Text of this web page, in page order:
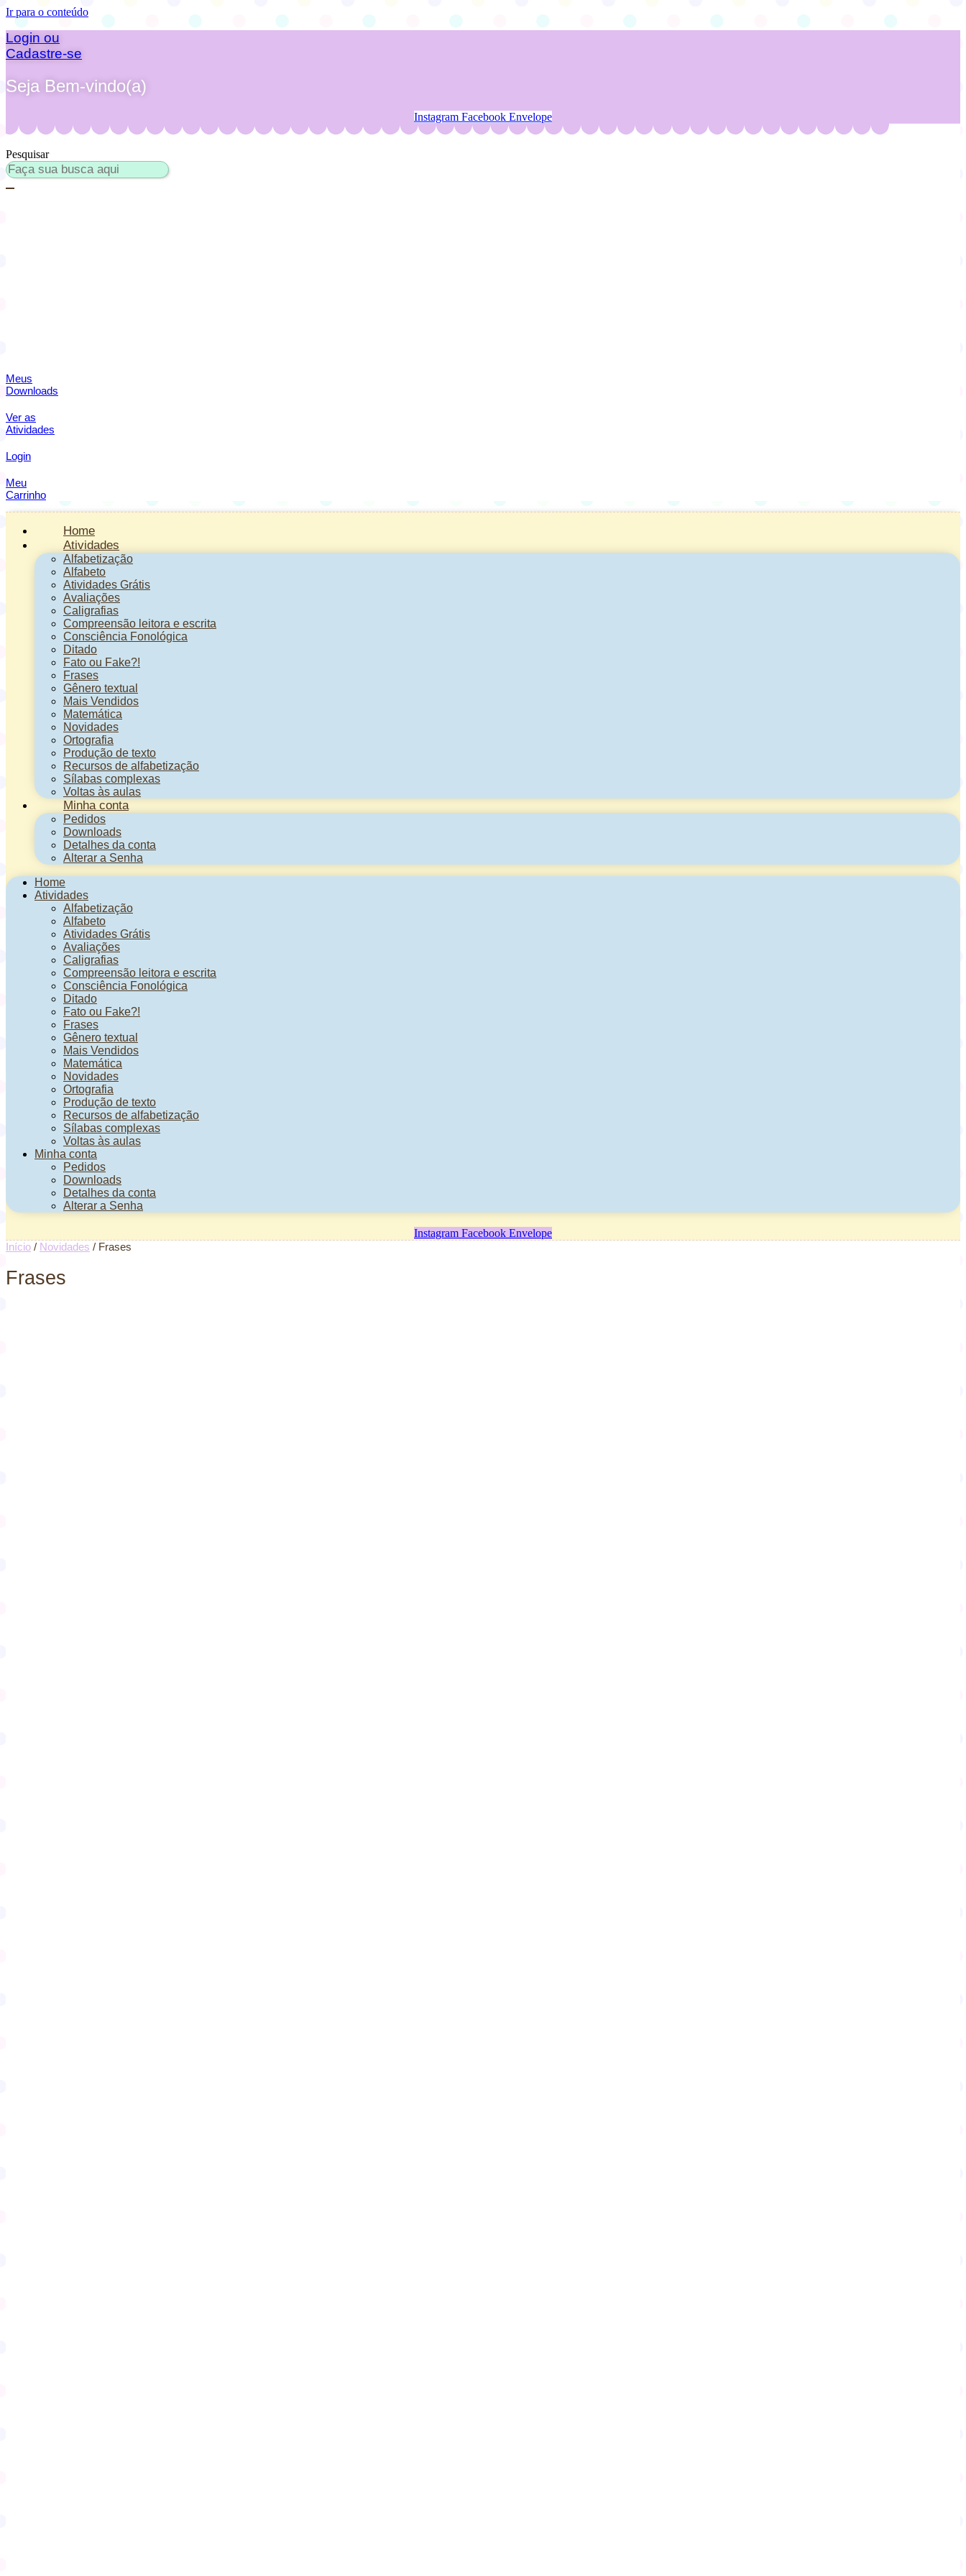
Ir para o conteúdo
Login ou
Cadastre-se
Seja Bem-vindo(a)
Instagram Facebook Envelope
Pesquisar
Meus
Downloads
Ver as
Atividades
Login
Meu
Carrinho
Home
Atividades
Alfabetização
Alfabeto
Atividades Grátis
Avaliações
Caligrafias
Compreensão leitora e escrita
Consciência Fonológica
Ditado
Fato ou Fake?!
Frases
Gênero textual
Mais Vendidos
Matemática
Novidades
Ortografia
Produção de texto
Recursos de alfabetização
Sílabas complexas
Voltas às aulas
Minha conta
Pedidos
Downloads
Detalhes da conta
Alterar a Senha
Home
Atividades
Alfabetização
Alfabeto
Atividades Grátis
Avaliações
Caligrafias
Compreensão leitora e escrita
Consciência Fonológica
Ditado
Fato ou Fake?!
Frases
Gênero textual
Mais Vendidos
Matemática
Novidades
Ortografia
Produção de texto
Recursos de alfabetização
Sílabas complexas
Voltas às aulas
Minha conta
Pedidos
Downloads
Detalhes da conta
Alterar a Senha
Instagram Facebook Envelope
Início / Novidades / Frases
Frases